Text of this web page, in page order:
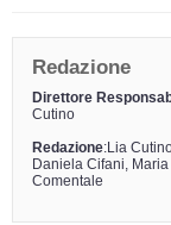
Redazione
Direttore
Cutino
Redazione:Lia
Daniela Cifani,
Comentale